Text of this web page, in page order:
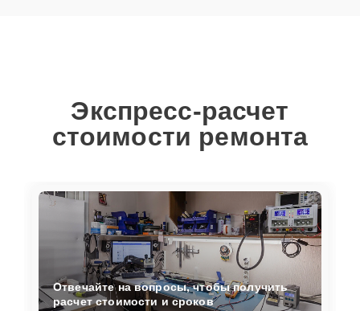
Экспресс-расчет
стоимости ремонта
Отвечайте на вопросы, чтобы получить
расчет стоимости и сроков